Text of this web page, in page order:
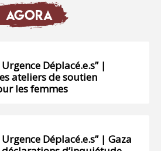
AGORA
Déplacé.e.s” |
ateliers de soutien
les femmes
Déplacé.e.s” | Gaza